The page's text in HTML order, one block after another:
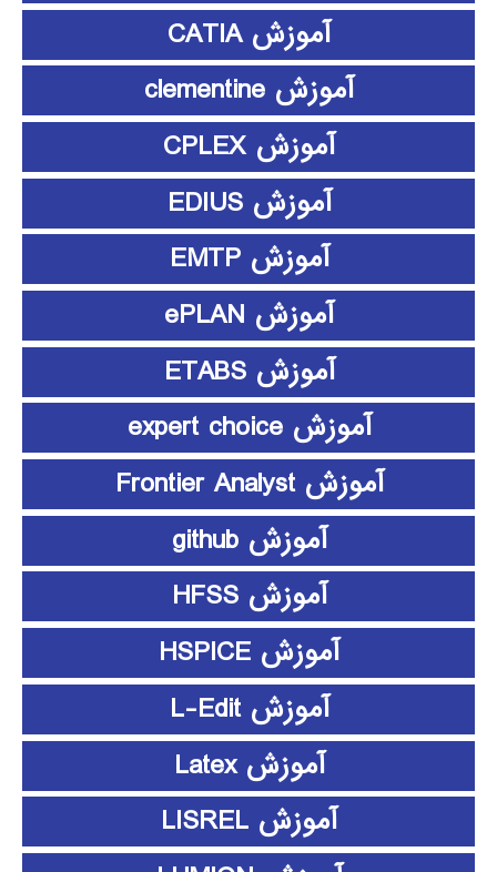
آموزش CATIA
آموزش clementine
آموزش CPLEX
آموزش EDIUS
آموزش EMTP
آموزش ePLAN
آموزش ETABS
آموزش expert choice
آموزش Frontier Analyst
آموزش github
آموزش HFSS
آموزش HSPICE
آموزش L-Edit
آموزش Latex
آموزش LISREL